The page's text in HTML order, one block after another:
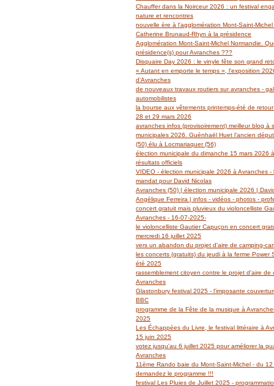
Janvier(14)
Février(19)
Janvier(14)
Mars(29)
Février(18)
Janvier(13)
Avril(27)
Mars(62)
Février(39)
Janvier(5)
Mai(14)
Avril(6)
Mars(6)
Février(2)
Janvier(3)
Chauffer dans la Noirceur 2026 : un festival
nature et rencontres
nouvelle ère à l'agglomération Mont-Saint-
Catherine Brunaud-Rhyn à la présidence
Agglomération Mont-Saint-Michel Normandie.
présidence(s) pour Avranches ???
Disquaire Day 2026 : le vinyle fête son grand
« Autant en emporte le temps », l'exposition
d'Avranches
de nouveaux travaux routiers sur avranches -
automobilistes
la bourse aux vêtements printemps-été de retour
28 et 29 mars 2026
avranches infos (provisoirement) meilleur blog à
municipales 2026. Guénhaël Huet l'ancien
(50) élu à Locmariaquer (56)
élection municipale du dimanche 15 mars 2026
résultats officiels
VIDEO - élection municipale 2026 à Avranches -
mandat pour David Nicolas
Avranches (50) | élection municipale 2026 |
Angélique Ferreira | infos - vidéos - photos -
concert gratuit mais pluvieux du violoncelliste
Avranches - 16-07-2025-
le violoncelliste Gautier Capuçon en concert
mercredi 16 juillet 2025
vers un abandon du projet d'aire de camping-
les concerts (gratuits) du jeudi à la ferme Power
été 2025
rassemblement citoyen contre le projet d'aire de
Avranches
Glastonbury festival 2025 - l'imposante
BBC
programme de la Fête de la musique à
2025
Les Échappées du Livre, le festival littéraire à
15 juin 2025
votez jusqu'au 6 juillet 2025 pour améliorer la
Avranches
11ème Rando baie du Mont-Saint-Michel - du
demandez le programme !!!
festival Les Pluies de Juillet 2025 -